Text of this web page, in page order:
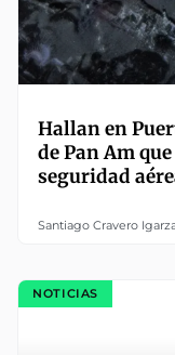
Hallan en
de Pan Am
seguridad
Santiago Cravero
NOTICIAS